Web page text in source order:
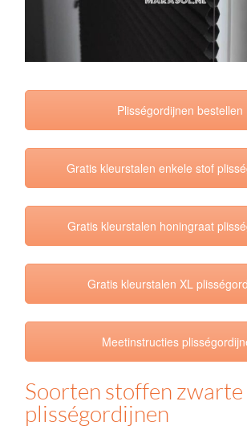
Plisségordijnen bestellen
Gratis kleurstalen enkele stof
Gratis kleurstalen honingraat
Gratis kleurstalen XL
Meetinstructies
Soorten stoffen zwarte
plisségordijnen